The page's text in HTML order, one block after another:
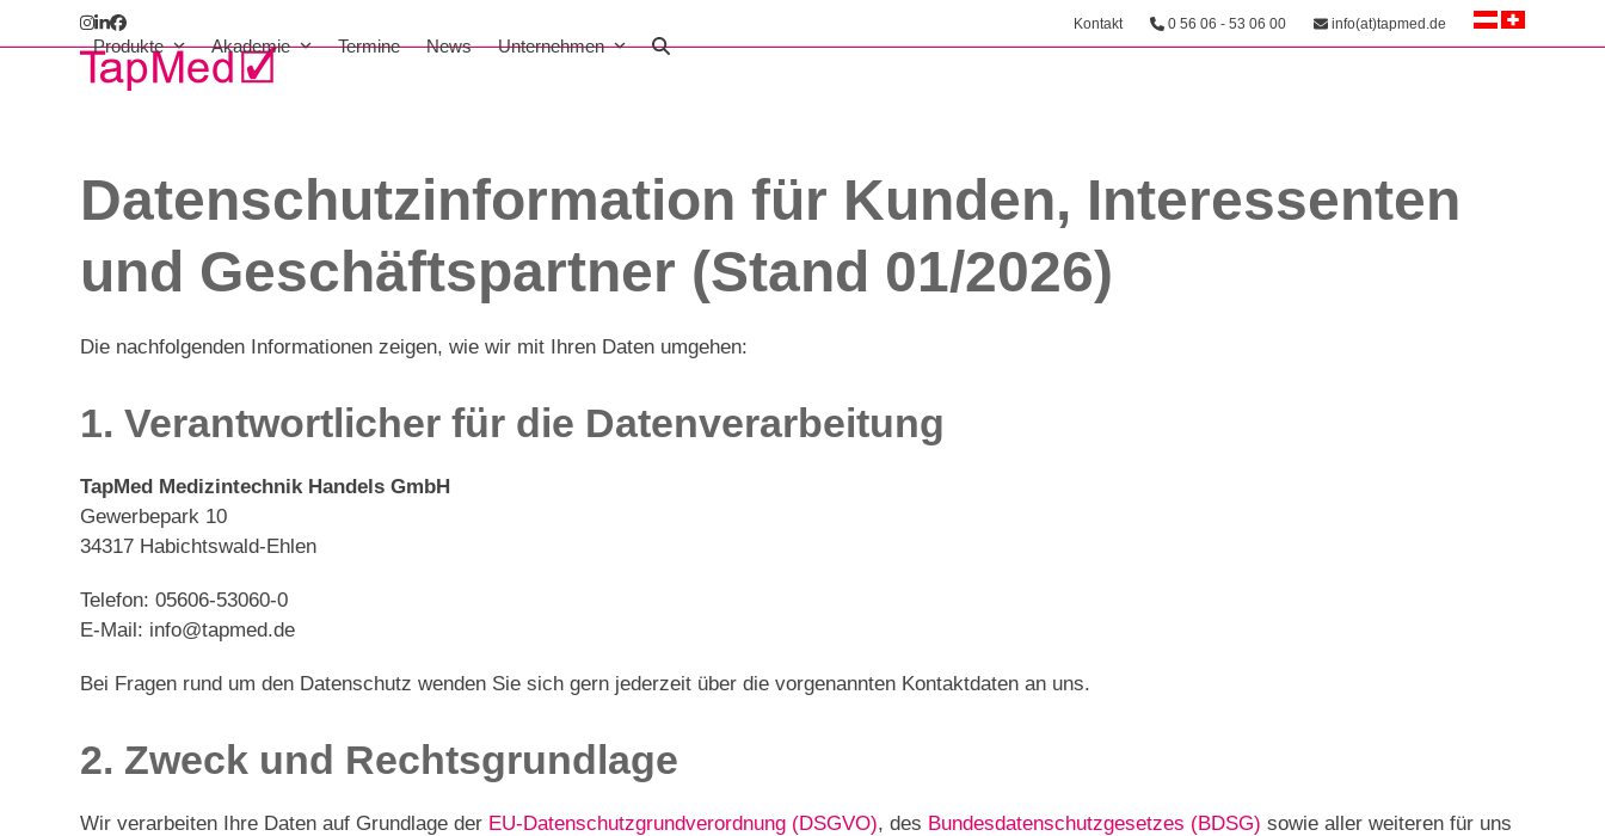
to
Instagram
LinkedIn
Facebook Kontakt 0 56 06 - 53 06 00 info(at)tapmed.de
Produkte Akademie Termine News Unternehmen
Datenschutzinformation für Kunden, Interessenten
und Geschäftspartner (Stand 01/2026)
Die nachfolgenden Informationen zeigen, wie wir mit Ihren Daten umgehen:
1. Verantwortlicher für die Datenverarbeitung
TapMed Medizintechnik Handels GmbH
Gewerbepark 10
34317 Habichtswald-Ehlen
Telefon: 05606-53060-0
E-Mail: info@tapmed.de
Bei Fragen rund um den Datenschutz wenden Sie sich gern jederzeit über die vorgenannten Kontaktdaten an uns.
2. Zweck und Rechtsgrundlage
Wir verarbeiten Ihre Daten auf Grundlage der EU-Datenschutzgrundverordnung (DSGVO), des Bundesdatenschutzgesetzes (BDSG) sowie aller weiteren für uns